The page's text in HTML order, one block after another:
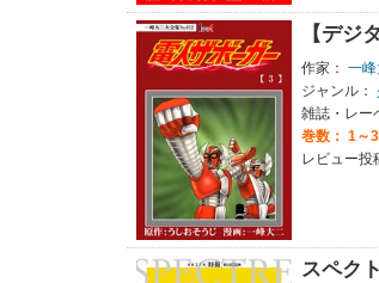
【デジ
作家： 一峰
ジャンル：
雑誌・レー
巻数： 1～
レビュー投
スペク